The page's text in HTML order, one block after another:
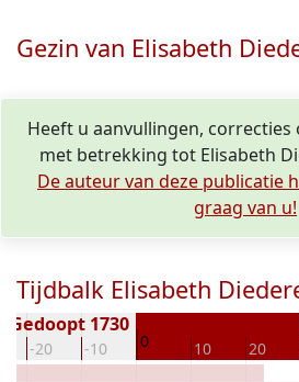
Gezin van Elisabeth
Heeft u aanvullingen, correcties
met betrekking tot Elisabeth
De auteur van deze publicatie
graag van u!
Tijdbalk Elisabeth
-20 -10 0 10 20
Gedoopt 1730